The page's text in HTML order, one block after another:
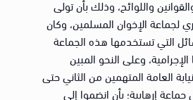
واللوائح، وذلك بأن تولى
لجماعة الإخوان المسلمين، وكان
التي تستخدمها هذه الجماعة
وعلى النحو المبين
العامة المتهمين من الثاني حتى
جماعة إرهابية؛ بأن انضموا إلى